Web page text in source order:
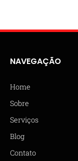
NAVEGAÇÃO
Home
Sobre
Serviços
Blog
Contato